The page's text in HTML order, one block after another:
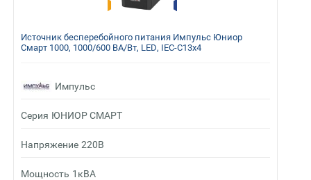
Источник бесперебойного питания Импульс Юниор
Смарт 1000, 1000/600 ВА/Вт, LED, IEC-C13x4
Импульс
Серия ЮНИОР СМАРТ
Напряжение 220В
Мощность 1кВА